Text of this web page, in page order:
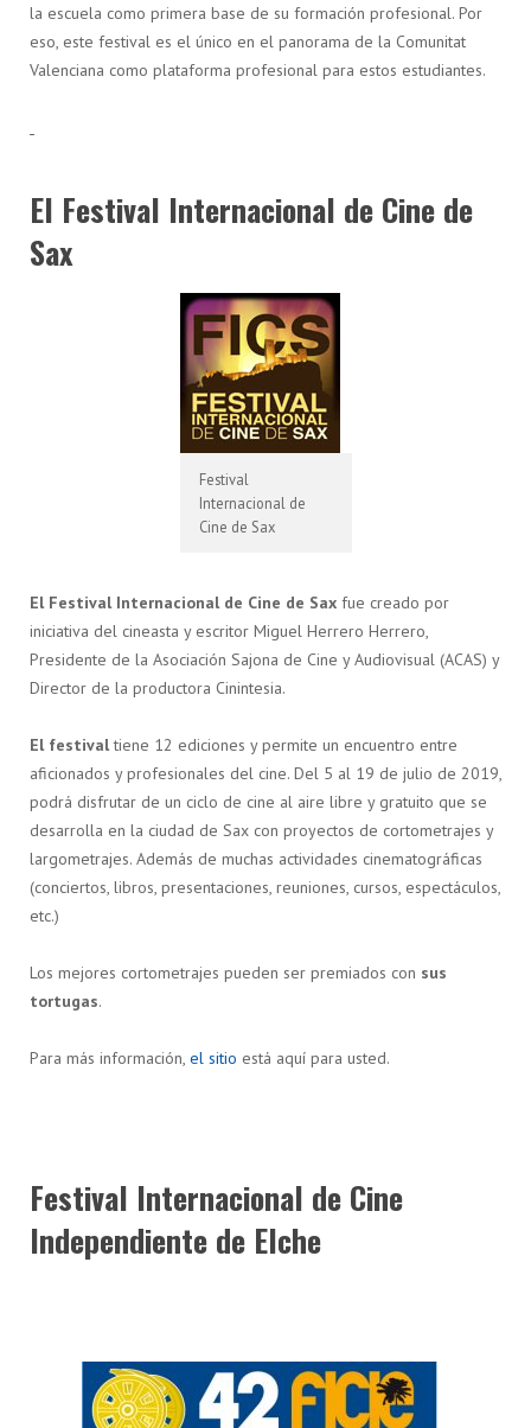
la escuela como primera base de su formación profesional. Por
eso, este festival es el único en el panorama de la Comunitat
Valenciana como plataforma profesional para estos estudiantes.
El Festival Internacional de Cine de
Sax
Festival
Internacional de
Cine de Sax
El Festival Internacional de Cine de Sax fue creado por
iniciativa del cineasta y escritor Miguel Herrero Herrero,
Presidente de la Asociación Sajona de Cine y Audiovisual (ACAS) y
Director de la productora Cinintesia.
El festivaltiene 12 ediciones y permite un encuentro entre
aficionados y profesionales del cine. Del 5 al 19 de julio de 2019,
podrá disfrutar de un ciclo de cine al aire libre y gratuito que se
desarrolla en la ciudad de Sax con proyectos de cortometrajes y
largometrajes. Además de muchas actividades cinematográficas
(conciertos, libros, presentaciones, reuniones, cursos, espectáculos,
etc.)
Los mejores cortometrajes pueden ser premiados con sus
tortugas.
Para más información, el sitio está aquí para usted.
Festival Internacional de Cine
Independiente de Elche